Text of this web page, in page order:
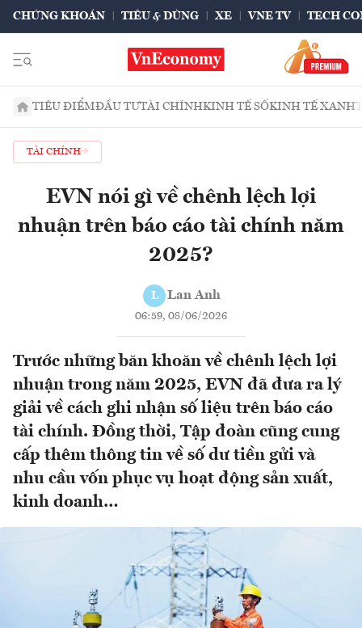
CHỨNG KHOÁN TIÊU & DÙNG XE VNE TV TECH
TIÊU ĐIỂMĐẦU TƯTÀI CHÍNHKINH TẾ SỐKINH TẾ XANH
TÀI CHÍNH
EVN nói gì về chênh lệch lợi
nhuận trên báo cáo tài chính năm
2025?
L Lan Anh
06:59, 08/06/2026
Trước những băn khoăn về chênh lệch lợi
nhuận trong năm 2025, EVN đã đưa ra lý
giải về cách ghi nhận số liệu trên báo cáo
tài chính. Đồng thời, Tập đoàn cũng cung
cấp thêm thông tin về số dư tiền gửi và
nhu cầu vốn phục vụ hoạt động sản xuất,
kinh doanh…